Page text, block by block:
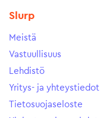
Slurp
Meistä
Vastuullisuus
Lehdistö
Yritys- ja yhteystiedot
Tietosuojaseloste